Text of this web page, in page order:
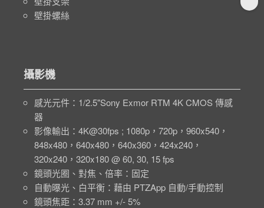
壁掛螺絲
攝影機
感光元件：1/2.5"Sony Exmor RTM 4K CMOS 傳感
器
影像輸出：4K@30fps ; 1080p，720p，960x540，
848x480，640x480，640x360，424x240，
320x240，320x180 @ 60, 30, 15 fps
鏡頭光圈、對焦、倍率：固定
自動曝光、白平衡：藉由 PTZApp 自動/手動控制
鏡頭焦距：3.37 mm +/- 5%